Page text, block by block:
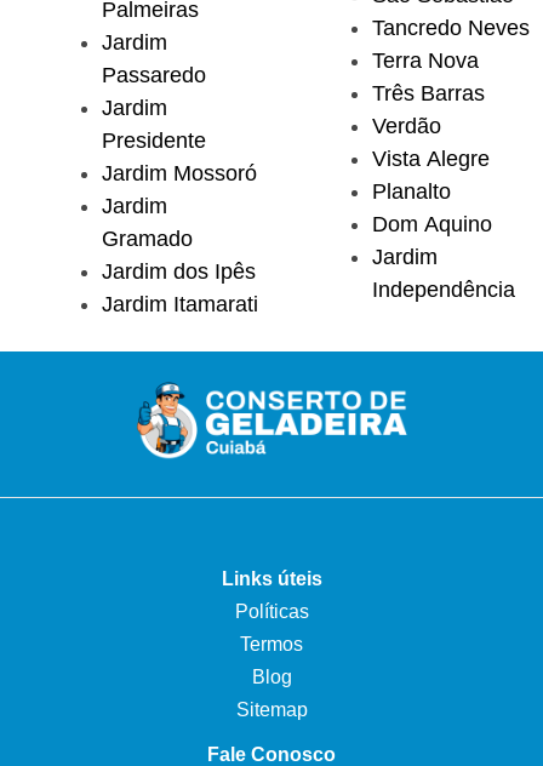
Palmeiras
Jardim
Passaredo
Jardim
Presidente
Jardim Mossoró
Jardim
Gramado
Jardim dos Ipês
Jardim Itamarati
Tancredo Neves
Terra Nova
Três Barras
Verdão
Vista Alegre
Planalto
Dom Aquino
Jardim
Independência
Links úteis
Políticas
Termos
Blog
Sitemap
Fale Conosco